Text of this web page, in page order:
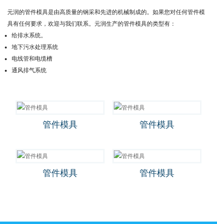
元润的管件模具是由高质量的钢采和先进的机械制成的。如果您对任何管件模
具有任何要求，欢迎与我们联系。元润生产的管件模具的类型有：
给排水系统。
地下污水处理系统
电线管和电缆槽
通风排气系统
管件模具 管件模具
管件模具 管件模具